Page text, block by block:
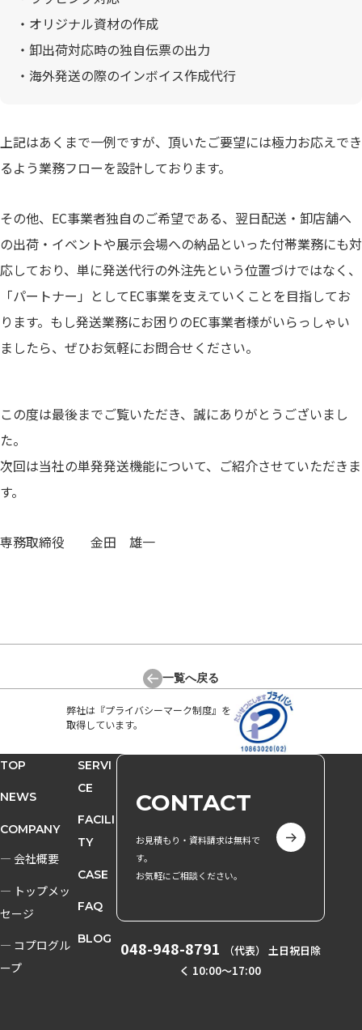
・オリジナル資材の作成
・卸出荷対応時の独自伝票の出力
・海外発送の際のインボイス作成代行
上記はあくまで一例ですが、頂いたご要望には極力お応えでき
るよう業務フローを設計しております。
その他、EC事業者独自のご希望である、翌日配送・卸店舗へ
の出荷・イベントや展示会場への納品といった付帯業務にも対
応しており、単に発送代行の外注先という位置づけではなく、
「パートナー」としてEC事業を支えていくことを目指してお
ります。もし発送業務にお困りのEC事業者様がいらっしゃい
ましたら、ぜひお気軽にお問合せください。
この度は最後までご覧いただき、誠にありがとうございまし
た。
次回は当社の単発発送機能について、ご紹介させていただきま
す。
専務取締役 金田 雄一
一覧へ戻る
弊社は『プライバシーマーク制度』を
取得しています。
TOP
NEWS
COMPANY
― 会社概要
― トップメッ
セージ
― コプログル
ープ
SERVI
CE
FACILI
TY
CASE
FAQ
BLOG
CONTACT
お見積もり・資料請求は無料で
す。
お気軽にご相談ください。
048-948-8791
（代表） 土日祝日除
く 10:00〜17:00